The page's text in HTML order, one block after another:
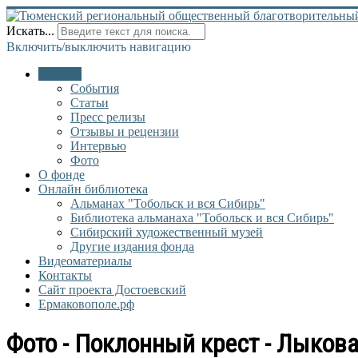
Искать...
Включить/выключить навигацию
События
Статьи
Пресс релизы
Отзывы и рецензии
Интервью
Фото
О фонде
Онлайн библиотека
Альманах "Тобольск и вся Сибирь"
Библиотека альманаха "Тобольск и вся Сибирь"
Сибирский художественный музей
Другие издания фонда
Видеоматериалы
Контакты
Сайт проекта Достоевский
Ермаковополе.рф
Фото - Поклонный крест -